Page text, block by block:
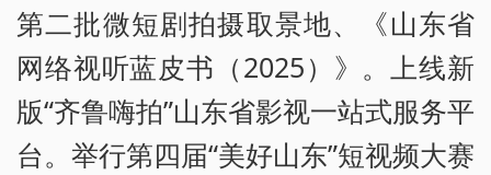
第二批微短剧拍摄取景地、《山东省
网络视听蓝皮书（2025）》。上线新
版“齐鲁嗨拍”山东省影视一站式服务平
台。举行第四届“美好山东”短视频大赛